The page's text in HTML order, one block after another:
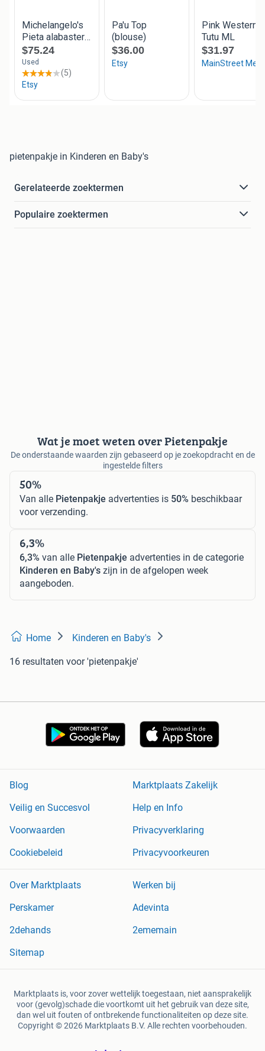
pietenpakje in Kinderen en Baby's
Gerelateerde zoektermen
Populaire zoektermen
Wat je moet weten over Pietenpakje
De onderstaande waarden zijn gebaseerd op je zoekopdracht en de
ingestelde filters
50%
Van alle Pietenpakje advertenties is 50% beschikbaar
voor verzending.
6,3%
6,3% van alle Pietenpakje advertenties in de categorie
Kinderen en Baby's zijn in de afgelopen week
aangeboden.
Home Kinderen en Baby's
16 resultaten voor 'pietenpakje'
Blog
Marktplaats Zakelijk
Veilig en Succesvol
Help en Info
Voorwaarden
Privacyverklaring
Cookiebeleid
Privacyvoorkeuren
Over Marktplaats
Werken bij
Perskamer
Adevinta
2dehands
2ememain
Sitemap
Marktplaats is, voor zover wettelijk toegestaan, niet aansprakelijk
voor (gevolg)schade die voortkomt uit het gebruik van deze site,
dan wel uit fouten of ontbrekende functionaliteiten op deze site.
Copyright © 2026 Marktplaats B.V. Alle rechten voorbehouden.